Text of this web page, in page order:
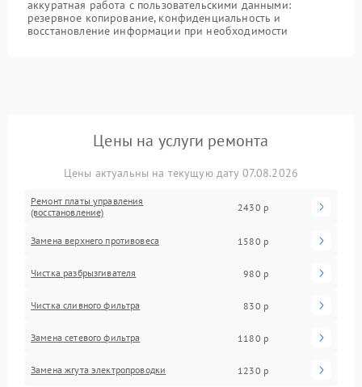
аккуратная работа с пользовательскими данными:
резервное копирование, конфиденциальность и
восстановление информации при необходимости
Цены на услуги ремонта
Цены актуальны на текущую дату 07.08.2026
Ремонт платы управления
(восстановление)
2430 р
Замена верхнего противовеса 1580 р
Чистка разбрызгивателя 980 р
Чистка сливного фильтра 830 р
Замена сетевого фильтра 1180 р
Замена жгута электропроводки 1230 р